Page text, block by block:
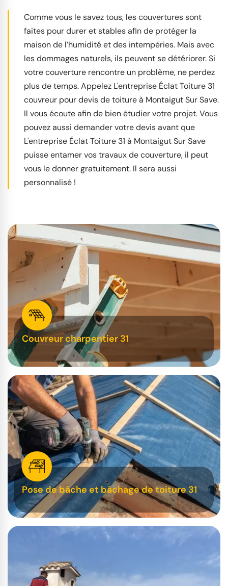
Comme vous le savez tous, les couvertures sont
faites pour durer et stables afin de protéger la
maison de l’humidité et des intempéries. Mais avec
les dommages naturels, ils peuvent se détériorer. Si
votre couverture rencontre un problème, ne perdez
plus de temps. Appelez L'entreprise Éclat Toiture 31
couvreur pour devis de toiture à Montaigut Sur Save.
Il vous écoute afin de bien étudier votre projet. Vous
pouvez aussi demander votre devis avant que
L'entreprise Éclat Toiture 31 à Montaigut Sur Save
puisse entamer vos travaux de couverture, il peut
vous le donner gratuitement. Il sera aussi
personnalisé !
Couvreur charpentier 31
Pose de bâche et bâchage de toiture 31